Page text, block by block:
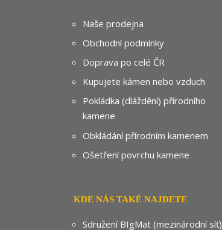
Naše prodejna
Obchodní podmínky
Doprava po celé ČR
Kupujete kámen nebo vzduch
Pokládka (dláždění) přírodního
kamene
Obkládání přírodním kamenem
Ošetření povrchu kamene
KDE NÁS TAKÉ NAJDETE
Sdružení BIgMat (mezinárodní síť)